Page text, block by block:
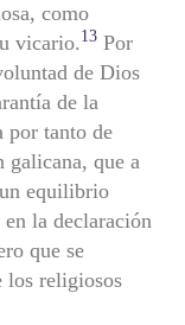
como
vicario. 13Por
de Dios
de la
por tanto de
galicana, que a
equilibrio
la declaración
que se
los religiosos